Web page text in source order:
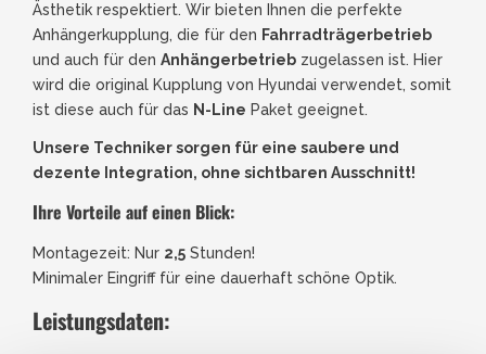
Ästhetik respektiert. Wir bieten Ihnen die perfekte
Anhängerkupplung, die für den Fahrradträgerbetrieb
und auch für den Anhängerbetrieb zugelassen ist. Hier
wird die original Kupplung von Hyundai verwendet, somit
ist diese auch für das N-Line Paket geeignet.
Unsere Techniker sorgen für eine saubere und
dezente Integration, ohne sichtbaren Ausschnitt!
Ihre Vorteile auf einen Blick:
Montagezeit: Nur 2,5 Stunden!
Minimaler Eingriff für eine dauerhaft schöne Optik.
Leistungsdaten: